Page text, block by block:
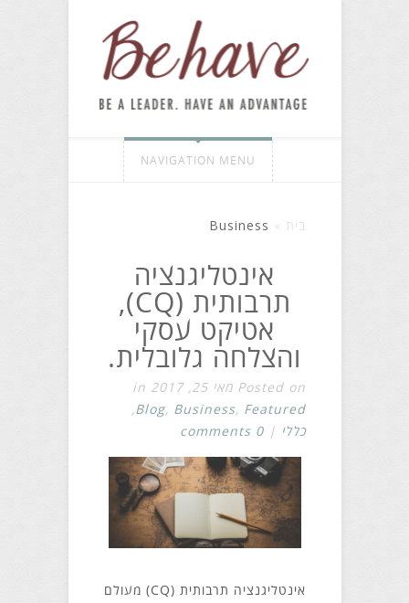
NAVIGATION MENU
בית »
אינטליגנציה
תרבותית (CQ),
אטיקט עסקי
והצלחה גלובלית.
Posted on מאי 25, 2017 in
Blog, Business, Featured
,
כללי |
0 comments
אינטליגנציה תרבותית (CQ) מעולם